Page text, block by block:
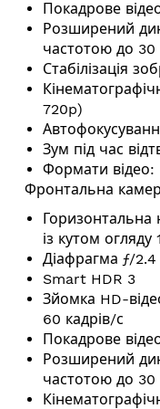
Покадрове
Розширений
частотою до 30
Стабілізація
720p)
Зум під час
Формати відео:
Фронтальна
із кутом огляду
Діафрагма ƒ/2.4
Smart HDR 3
Зйомка HD-
60 кадрів/с
Покадрове
Розширений
частотою до 30